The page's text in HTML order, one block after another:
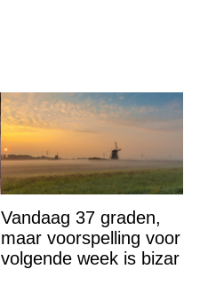
Vandaag 37 graden,
maar voorspelling voor
volgende week is bizar